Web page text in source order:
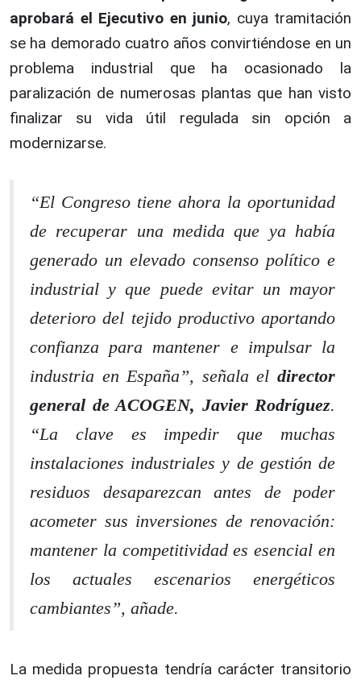
aprobará el Ejecutivo en junio, cuya tramitación
se ha demorado cuatro años convirtiéndose en un
problema industrial que ha ocasionado la
paralización de numerosas plantas que han visto
finalizar su vida útil regulada sin opción a
modernizarse.
“El Congreso tiene ahora la oportunidad
de recuperar una medida que ya había
generado un elevado consenso político e
industrial y que puede evitar un mayor
deterioro del tejido productivo aportando
confianza para mantener e impulsar la
industria en España”, señala el director
general de ACOGEN, Javier Rodríguez.
“La clave es impedir que muchas
instalaciones industriales y de gestión de
residuos desaparezcan antes de poder
acometer sus inversiones de renovación:
mantener la competitividad es esencial en
los actuales escenarios energéticos
cambiantes”, añade.
La medida propuesta tendría carácter transitorio